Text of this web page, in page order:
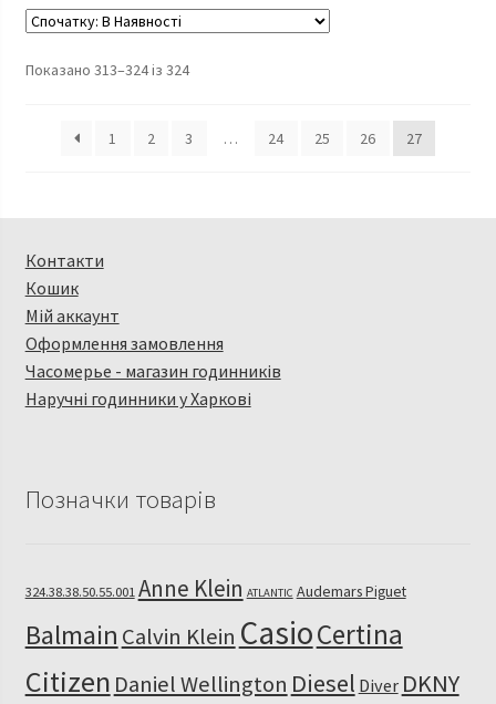
Показано 313–324 із 324
1 2 3 … 24 25 26 27
Контакти
Кошик
Мій аккаунт
Оформлення замовлення
Часомерье - магазин годинників
Наручні годинники у Харкові
Позначки товарів
324.38.38.50.55.001 Anne Klein ATLANTIC Audemars Piguet
Balmain Calvin Klein CasioCertina
Citizen Daniel Wellington Diesel Diver DKNY